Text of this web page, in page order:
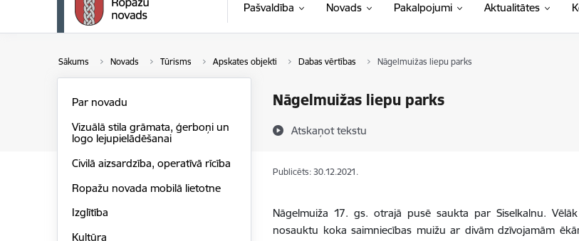
Pašvaldība Novads Pakalpojumi Aktualitātes
Sākums Novads Tūrisms Apskates objekti Dabas vērtības Nāgelmuižas liepu parks
Nāgelmuižas liepu parks
Atskaņot tekstu
Par novadu
Vizuālā stila grāmata, ģerboņi un
logo lejupielādēšanai
Civilā aizsardzība, operatīvā rīcība
Ropažu novada mobilā lietotne
Izglītība
Kultūra
Publicēts: 30.12.2021.
Nāgelmuiža 17. gs. otrajā pusē saukta par Siselkalnu.
nosauktu koka saimniecības muižu ar divām dzīvojamām